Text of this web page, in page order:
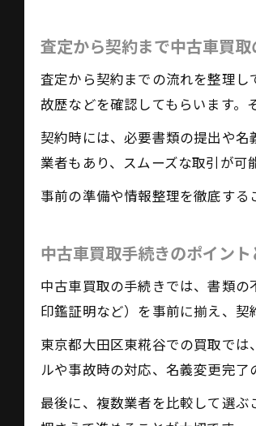
査定から契約まで中古車買
査定から契約までの流れを整理
故歴などを確認してもらいます。
契約時には、必要書類の提出や
業者もあり、スムーズな取引が可
事前の準備や情報整理を徹底する
中古車買取手続きのポイン
中古車買取の手続きでは、書類
印鑑証明など）を事前に揃え、契
東京都大田区東糀谷での買取で
ルや事故時の対応、名義変更完了
最後に、複数業者を比較して選